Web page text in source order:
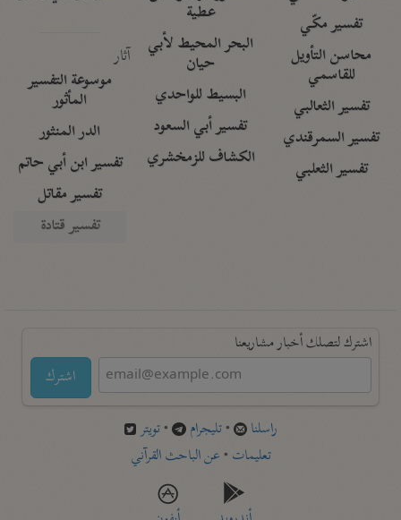
تفسير مكّي
محاسن التأويل
للقاسمي
تفسير الثعالبي
تفسير السمرقندي
تفسير الثعلبي
عطية
البحر المحيط لأبي
حيان
البسيط للواحدي
تفسير أبي السعود
الكشاف للزمخشري
آثار
موسوعة التفسير
المأثور
الدر المنثور
تفسير ابن أبي حاتم
تفسير مقاتل
تفسير قتادة
اشترك لتصلك أخبار مشاريعنا
اشترك
راسلنا •تليجرام •تويتر
تعليمات •عن الباحث القرآني